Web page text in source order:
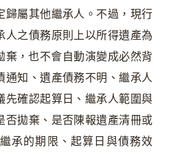
歸屬其他繼承人。不過，現行
人之債務原則上以所得遺產為
，也不會自動演變成必然背
通知、遺產債務不明、繼承人
先確認起算日、繼承人範圍與
否拋棄、是否陳報遺產清冊或
承的期限、起算日與債務效